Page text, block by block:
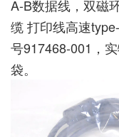
A-B数据线，双磁
缆 打印线高速
号917468-001，
袋。